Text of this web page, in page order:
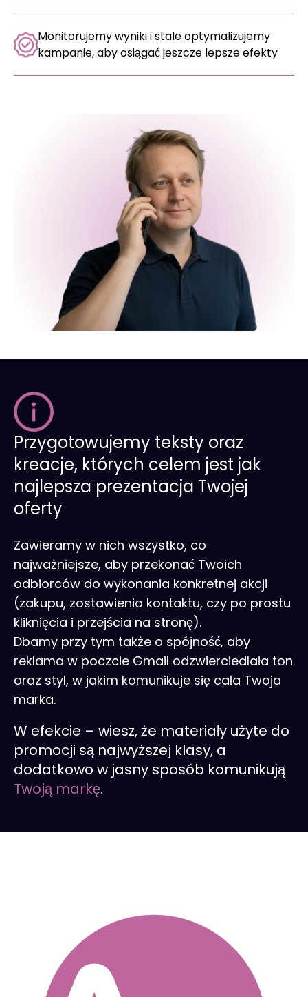
Monitorujemy wyniki i stale optymalizujemy
kampanie, aby osiągać jeszcze lepsze efekty
Przygotowujemy teksty oraz
kreacje, których celem jest jak
najlepsza prezentacja Twojej
oferty
Zawieramy w nich wszystko, co
najważniejsze, aby przekonać Twoich
odbiorców do wykonania konkretnej akcji
(zakupu, zostawienia kontaktu, czy po prostu
kliknięcia i przejścia na stronę).
Dbamy przy tym także o spójność, aby
reklama w poczcie Gmail odzwierciedlała ton
oraz styl, w jakim komunikuje się cała Twoja
marka.
W efekcie – wiesz, że materiały użyte do
promocji są najwyższej klasy, a
dodatkowo w jasny sposób komunikują
Twoją markę.